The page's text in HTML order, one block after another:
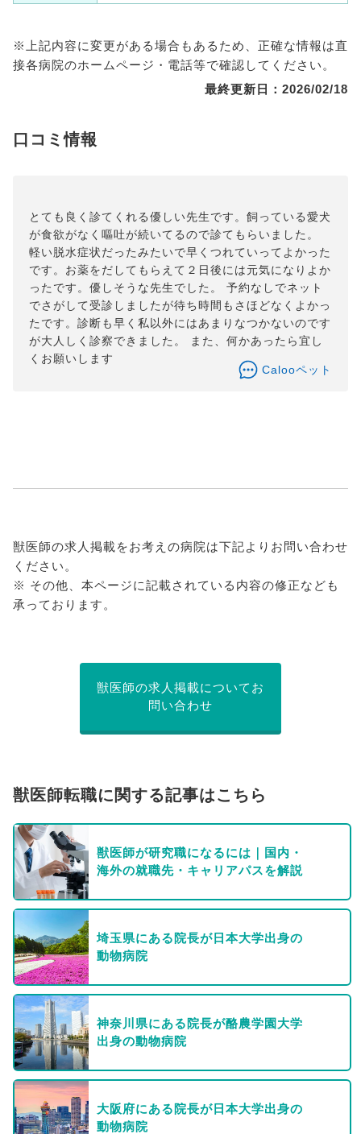
※上記内容に変更がある場合もあるため、正確な情報は直
接各病院のホームページ・電話等で確認してください。
最終更新日：2026/02/18
口コミ情報
とても良く診てくれる優しい先生です。飼っている愛犬
が食欲がなく嘔吐が続いてるので診てもらいました。
軽い脱水症状だったみたいで早くつれていってよかった
です。お薬をだしてもらえて２日後には元気になりよか
ったです。優しそうな先生でした。 予約なしでネット
でさがして受診しましたが待ち時間もさほどなくよかっ
たです。診断も早く私以外にはあまりなつかないのです
が大人しく診察できました。 また、何かあったら宜し
くお願いします
Calooペット
獣医師の求人掲載をお考えの病院は下記よりお問い合わせ
ください。
※ その他、本ページに記載されている内容の修正なども
承っております。
獣医師の求人掲載についてお
問い合わせ
獣医師転職に関する記事はこちら
獣医師が研究職になるには｜国内・
海外の就職先・キャリアパスを解説
埼玉県にある院長が日本大学出身の
動物病院
神奈川県にある院長が酪農学園大学
出身の動物病院
大阪府にある院長が日本大学出身の
動物病院